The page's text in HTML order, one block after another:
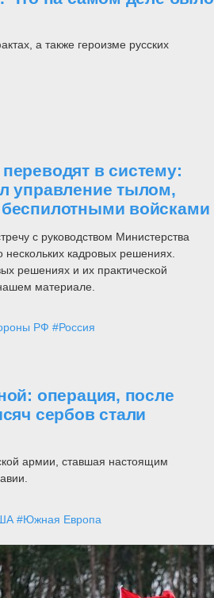
а также героизме русских
в систему:
управление тылом,
войсками
с руководством Министерства
кадровых решениях.
решениях и их практической
материале.
РФ #Россия
операция, после
сербов стали
армии, ставшая настоящим
#Южная Европа